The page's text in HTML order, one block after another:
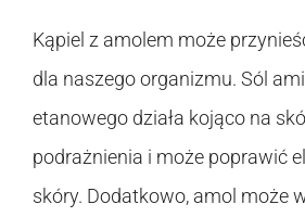
Kąpiel z amolem może
dla naszego organizmu. Sól
etanowego działa kojąco na
podrażnienia i może poprawić
skóry. Dodatkowo, amol może